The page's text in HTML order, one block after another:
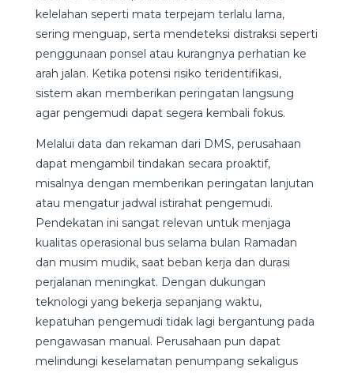
kelelahan seperti mata terpejam terlalu lama,
sering menguap, serta mendeteksi distraksi seperti
penggunaan ponsel atau kurangnya perhatian ke
arah jalan. Ketika potensi risiko teridentifikasi,
sistem akan memberikan peringatan langsung
agar pengemudi dapat segera kembali fokus.
Melalui data dan rekaman dari DMS, perusahaan
dapat mengambil tindakan secara proaktif,
misalnya dengan memberikan peringatan lanjutan
atau mengatur jadwal istirahat pengemudi.
Pendekatan ini sangat relevan untuk menjaga
kualitas operasional bus selama bulan Ramadan
dan musim mudik, saat beban kerja dan durasi
perjalanan meningkat. Dengan dukungan
teknologi yang bekerja sepanjang waktu,
kepatuhan pengemudi tidak lagi bergantung pada
pengawasan manual. Perusahaan pun dapat
melindungi keselamatan penumpang sekaligus